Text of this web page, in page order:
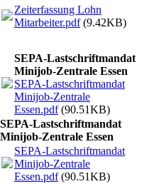
Zeiterfassung Lohn
Mitarbeiter.pdf(9.42KB)
SEPA-Lastschriftmandat
Minijob-Zentrale Essen
SEPA-Lastschriftmandat
Minijob-Zentrale
Essen.pdf(90.51KB)
SEPA-Lastschriftmandat
Minijob-Zentrale Essen
SEPA-Lastschriftmandat
Minijob-Zentrale
Essen.pdf(90.51KB)